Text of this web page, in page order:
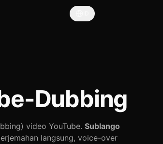
Dubbing
video YouTube. Sublango
langsung, voice-over